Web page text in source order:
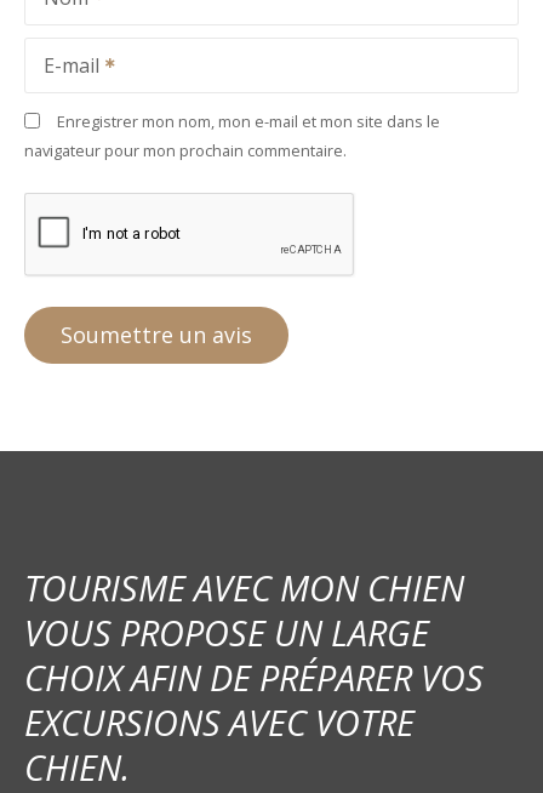
E-mail
Enregistrer mon nom, mon e-mail et mon site dans le
navigateur pour mon prochain commentaire.
TOURISME AVEC MON CHIEN
VOUS PROPOSE UN LARGE
CHOIX AFIN DE PRÉPARER VOS
EXCURSIONS AVEC VOTRE
CHIEN.